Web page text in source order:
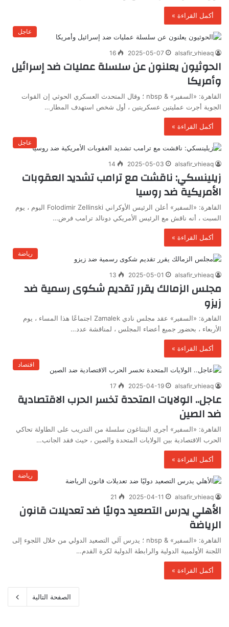
أكمل القراءة »
عاجل
alsafir_vhieaq
2025-05-07
16
الحوثيون يعلنون عن سلسلة عمليات ضد إسرائيل
وأمريكا
القاهرة: «السفير» & nbsp ؛ وقال المتحدث العسكري الحوثي إن القوات
الجوية أجرت عمليتين عسكريتين ، أول شخص استهدف المطار…
أكمل القراءة »
عاجل
alsafir_vhieaq
2025-05-03
14
زيلينسكي: ناقشت مع ترامب تشديد العقوبات
الأمريكية ضد روسيا
القاهرة: «السفير» أعلن الرئيس الأوكراني Folodimir Zellinski اليوم ، يوم
السبت ، أنه ناقش مع الرئيس الأمريكي دونالد ترامب فرض…
أكمل القراءة »
رياضة
alsafir_vhieaq
2025-05-01
13
مجلس الزمالك يقرر تقديم شكوى رسمية ضد
زيزو
القاهرة: «السفير» عقد مجلس نادي Zamalek اجتماعًا هذا المساء ، يوم
الأربعاء ، بحضور جميع أعضاء المجلس ، لمناقشة عدد…
أكمل القراءة »
اقتصاد
alsafir_vhieaq
2025-04-19
17
عاجل.. الولايات المتحدة تخسر الحرب الاقتصادية
ضد الصين
القاهرة: «السفير» أجرى البنتاغون سلسلة من التدريب على الطاولة تحاكي
الحرب الاقتصادية بين الولايات المتحدة والصين ، حيث فقد الجانب…
أكمل القراءة »
رياضة
alsafir_vhieaq
2025-04-11
21
الأهلي يدرس التصعيد دوليًا ضد تعديلات قانون
الرياضة
القاهرة: «السفير» & nbsp ؛ يدرس آلي التصعيد الدولي من خلال اللجوء إلى
اللجنة الأولمبية الدولية والرابطة الدولية لكرة القدم…
أكمل القراءة »
الصفحة التالية